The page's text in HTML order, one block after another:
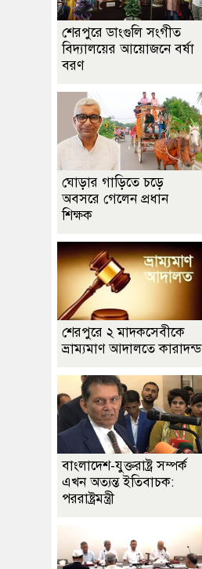
শেরপুরে ডাংগুলি সংগীত
বিদ্যালয়ের আয়োজনে বর্ষা
বরণ
ঘোড়ার গাড়িতে চড়ে
অবসরে গেলেন প্রধান
শিক্ষক
শেরপুরে ২ মাদকসেবীকে
ভ্রাম্যমাণ আদালতে কারাদন্ড
বাংলাদেশ-যুক্তরাষ্ট্র সম্পর্ক
এখন অত্যন্ত ইতিবাচক:
পররাষ্ট্রমন্ত্রী